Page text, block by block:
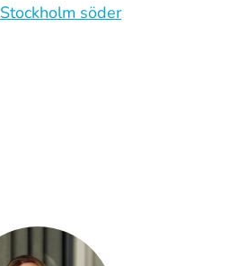
Stockholm söder